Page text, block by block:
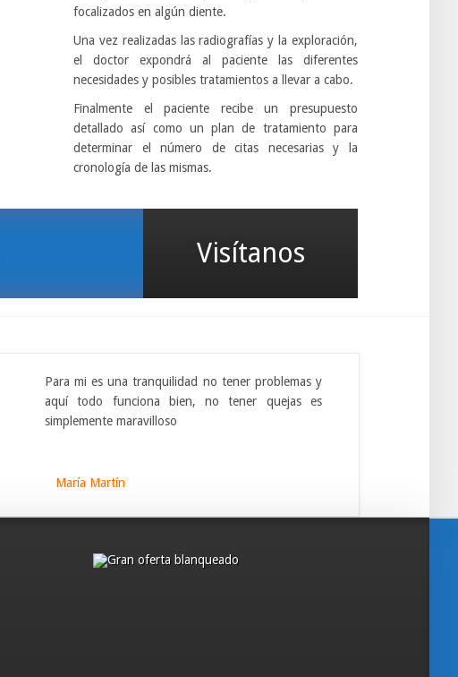
focalizados en algún diente.
Una vez realizadas las radiografías y la exploración,
el doctor expondrá al paciente las diferentes
necesidades y posibles tratamientos a llevar a cabo.
Finalmente el paciente recibe un presupuesto
detallado así como un plan de tratamiento para
determinar el número de citas necesarias y la
cronología de las mismas.
Visítanos
Para mi es una tranquilidad no tener problemas y
aquí todo funciona bien, no tener quejas es
simplemente maravilloso
María Martín